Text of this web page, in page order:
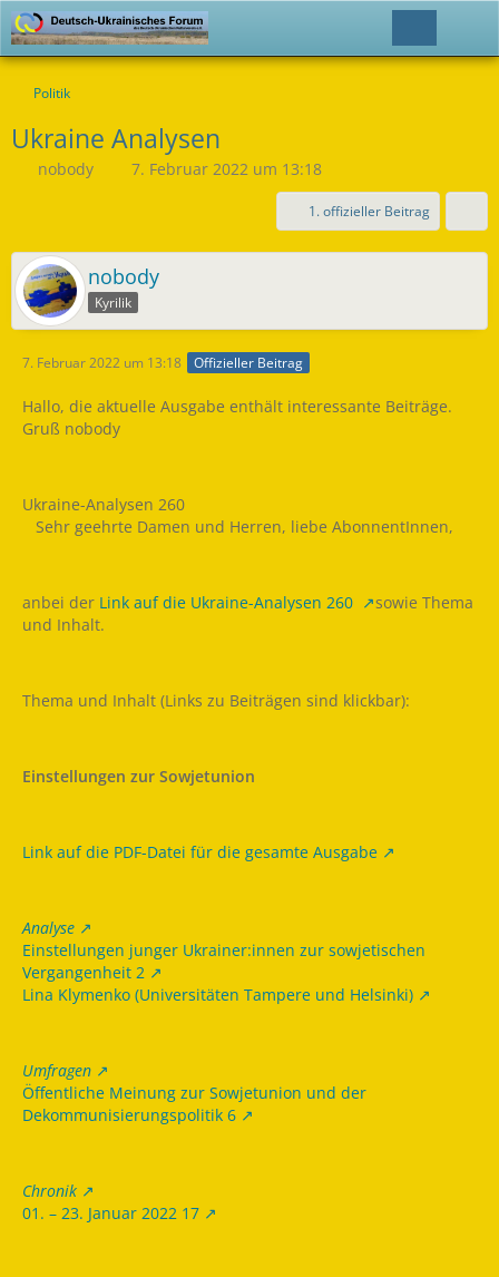
Politik
Ukraine Analysen
nobody 7. Februar 2022 um 13:18
1. offizieller Beitrag
nobody
Kyrilik
7. Februar 2022 um 13:18 Offizieller Beitrag
Hallo, die aktuelle Ausgabe enthält interessante Beiträge.
Gruß nobody
Ukraine-Analysen 260 ­
­ ­ ­ Sehr geehrte Damen und Herren, liebe AbonnentInnen,
anbei der Link auf die Ukraine-Analysen 260
sowie Thema
und Inhalt.
Thema und Inhalt (Links zu Beiträgen sind klickbar):
Einstellungen zur Sowjetunion
Link auf die PDF-Datei für die gesamte Ausgabe
Analyse
Einstellungen junger Ukrainer:innen zur sowjetischen
Vergangenheit 2
Lina Klymenko (Universitäten Tampere und Helsinki)
Umfragen
Öffentliche Meinung zur Sowjetunion und der
Dekommunisierungspolitik 6
Chronik
01. – 23. Januar 2022 17